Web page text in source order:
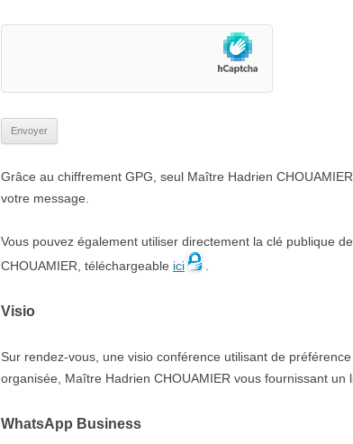
Grâce au chiffrement GPG, seul Maître Hadrien
votre message.
Vous pouvez également utiliser directement la clé publique
CHOUAMIER, téléchargeable ici
Visio
Sur rendez-vous, une visio conférence utilisant de
organisée, Maître Hadrien CHOUAMIER vous fournissant un
WhatsApp Business